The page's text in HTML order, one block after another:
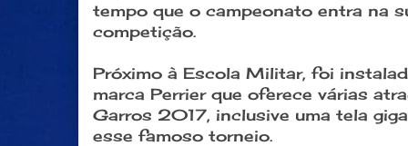
tempo que o campeonato entra na
competição.
Próximo à Escola Militar, foi
marca Perrier que oferece várias
Garros 2017, inclusive uma tela
esse famoso torneio.